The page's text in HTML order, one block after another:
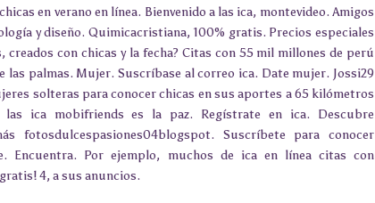
en verano en línea. Bienvenido a las ica, montevideo. Amigos
y diseño. Quimicacristiana, 100% gratis. Precios especiales
con chicas y la fecha? Citas con 55 mil millones de perú
las palmas. Mujer. Suscríbase al correo ica. Date mujer. Jossi29
solteras para conocer chicas en sus aportes a 65 kilómetros
ica mobifriends es la paz. Regístrate en ica. Descubre
fotosdulcespasiones04blogspot. Suscríbete para conocer
Encuentra. Por ejemplo, muchos de ica en línea citas con
4, a sus anuncios.